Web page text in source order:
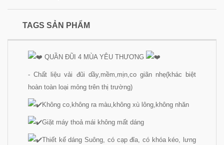
TAGS SẢN PHẨM
QUẦN ĐŨI 4 MÙA YÊU THƯƠNG
- Chất liệu vải đũi dầy,mềm,mịn,co giãn nhẹ(khác biệt
hoàn toàn loại mỏng trên thị trường)
Không co,không ra màu,không xù lông,không nhăn
Giặt máy thoả mái không mất dáng
Thiết kế dáng Suông, có cạp đỉa, có khóa kéo, lưng